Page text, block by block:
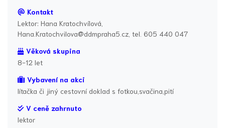
Kontakt
Lektor: Hana Kratochvílová,
Hana.Kratochvilova@ddmpraha5.cz, tel. 605 440 047
Věková skupina
8-12 let
Vybavení na akci
lítačka či jiný cestovní doklad s fotkou,svačina,pití
V ceně zahrnuto
lektor